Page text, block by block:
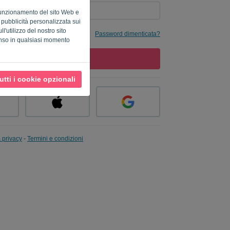
del sito Web e
personalizzata sui
del nostro sito
in qualsiasi momento
i cookie opzionali
Password dimenticata?
privacy - Termini e condizioni